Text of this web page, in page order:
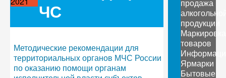
ЧС
Методические рекомендации для
территориальных органов МЧС России
по оказанию помощи органам
продажа
продукции
Маркировка
товаров
Ярмарки
Бытовые